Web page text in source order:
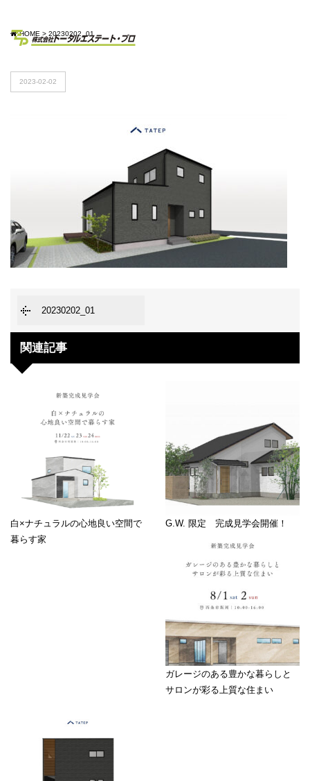
HOME > 20230202_01
2023-02-02
20230202_01
関連記事
白×ナチュラルの心地良い空間で
暮らす家
G.W. 限定 完成見学会開催！
ガレージのある豊かな暮らしと
サロンが彩る上質な住まい